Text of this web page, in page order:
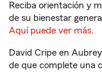
Reciba orientación y
de su bienestar
Aquí puede ver más.
David Cripe en
de que complete una